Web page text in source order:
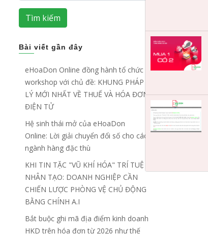
Tìm kiếm
Bài viết gần đây
eHoaDon Online đồng hành tổ chức
workshop với chủ đề: KHUNG PHÁP
LÝ MỚI NHẤT VỀ THUẾ VÀ HÓA ĐƠN
ĐIỆN TỬ
Hệ sinh thái mở của eHoaDon
Online: Lời giải chuyển đổi số cho các
ngành hàng đặc thù
KHI TIN TẶC "VŨ KHÍ HÓA" TRÍ TUỆ
NHÂN TẠO: DOANH NGHIỆP CẦN
CHIẾN LƯỢC PHÒNG VỆ CHỦ ĐỘNG
BẰNG CHÍNH A.I
Bắt buộc ghi mã địa điểm kinh doanh
HKD trên hóa đơn từ 2026 như thế